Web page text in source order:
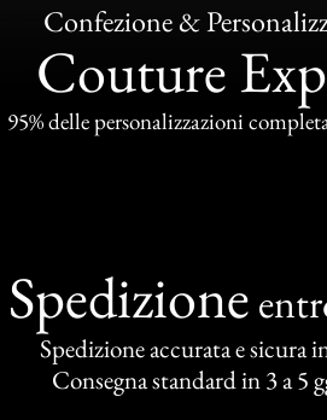
Confezione &
Couture
95% delle personalizzazioni
Spedizione
Spedizione accurata e sicura
Consegna standard in 3 a 5